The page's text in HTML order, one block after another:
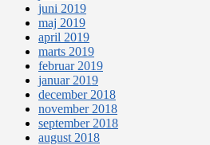
juni 2019
maj 2019
april 2019
marts 2019
februar 2019
januar 2019
december 2018
november 2018
september 2018
august 2018